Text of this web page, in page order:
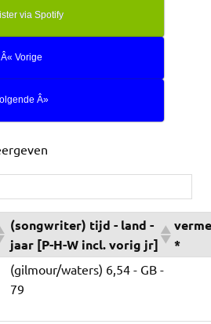
via Spotify
Â« Vorige
Â»
(songwriter) tijd - land -
jaar [P-H-W incl. vorig jr]
*
(gilmour/waters) 6,54 - GB -
79